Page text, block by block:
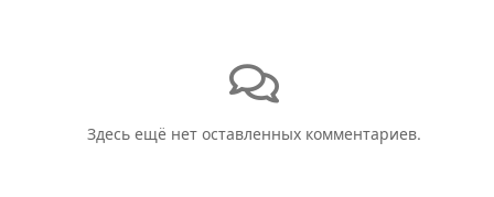
Здесь ещё нет оставленных комментариев.